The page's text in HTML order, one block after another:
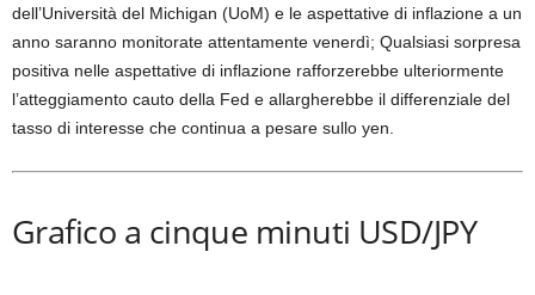
dell’Università del Michigan (UoM) e le aspettative di inflazione a un
anno saranno monitorate attentamente venerdì; Qualsiasi sorpresa
positiva nelle aspettative di inflazione rafforzerebbe ulteriormente
l’atteggiamento cauto della Fed e allargherebbe il differenziale del
tasso di interesse che continua a pesare sullo yen.
Grafico a cinque minuti USD/JPY